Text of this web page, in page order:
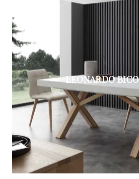
LEONARDO